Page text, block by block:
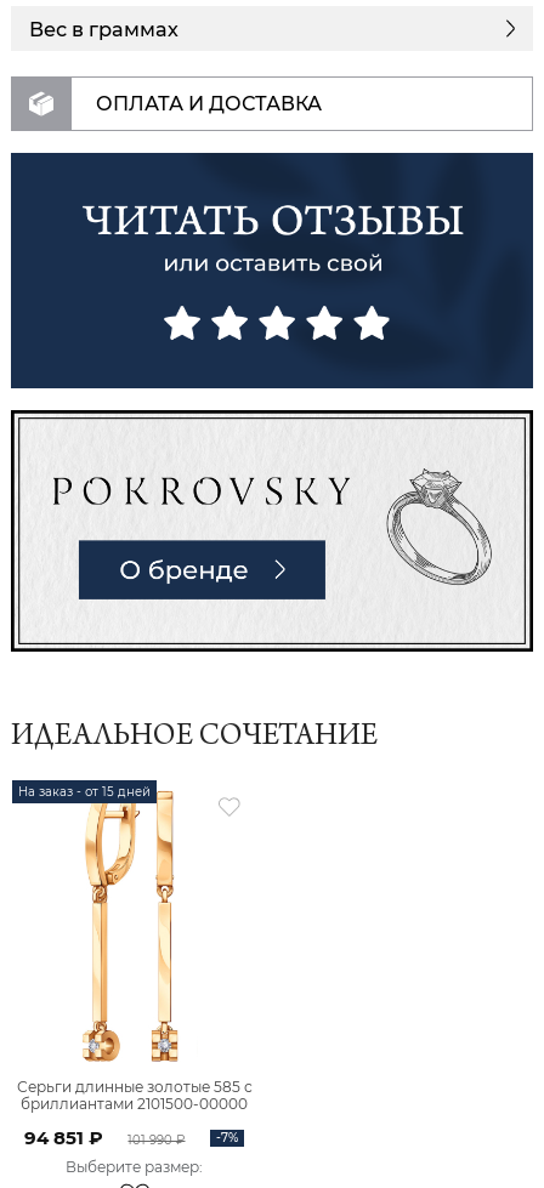
Вес в граммах
ОПЛАТА И ДОСТАВКА
ИДЕАЛЬНОЕ СОЧЕТАНИЕ
На заказ - от 15 дней
Серьги длинные золотые 585 с
бриллиантами 2101500-00000
94 851 ₽ 101 990 ₽ -7%
Выберите размер: